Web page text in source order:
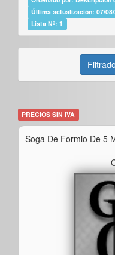
Última actualización: 07/
Lista Nº: 1
PRECIOS SIN IVA
Soga De Formio De 5